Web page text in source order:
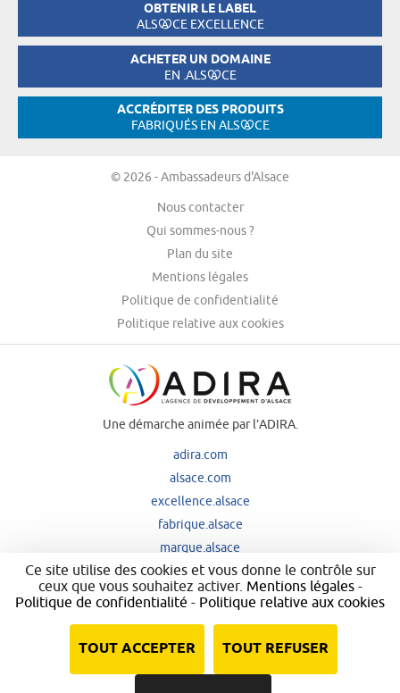
OBTENIR LE LABEL
ALS CE EXCELLENCE
ACHETER UN DOMAINE
EN .ALS CE
ACCRÉDITER DES PRODUITS
FABRIQUÉS EN ALS CE
© 2026 - Ambassadeurs d'Alsace
Nous contacter
Qui sommes-nous ?
Plan du site
Mentions légales
Politique de confidentialité
Politique relative aux cookies
Une démarche animée par l’ADIRA.
adira.com
alsace.com
excellence.alsace
fabrique.alsace
marque.alsace
Ce site utilise des cookies et vous donne le contrôle sur
ceux que vous souhaitez activer. Mentions légales-
Politique de confidentialité - Politique relative aux cookies
TOUT ACCEPTER TOUT REFUSER